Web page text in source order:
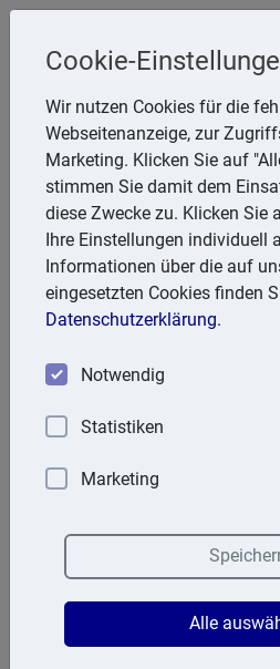
Friedhelm Glanert
Breitenbachstr. 28, 47809 Krefeld
Telefon: 2151 951857
E-Mail:FGlanert@aol.com
Aktuell
31.01.2024
Kindergeldantrag: Amtlicher
Vordruck verwenden. Hierauf
Eine Frau beantragte am
Zeitraum ab Mai 2018 per E-Mail
und Telefonnummer an. Dies
Antrag nicht aus. Das Kindergeld
Cookie-
Wir nutzen Cookies für die
Webseitenanzeige, zur
Marketing. Klicken Sie auf
stimmen Sie damit dem
diese Zwecke zu. Klicken Sie
Ihre Einstellungen individuell
Informationen über die auf
eingesetzten Cookies finden
Datenschutzerklärung.
Notwendig
Statistiken
Marketing
Alle